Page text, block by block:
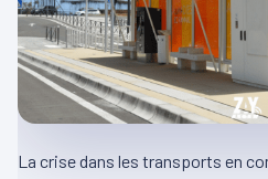
La crise dans les transports en